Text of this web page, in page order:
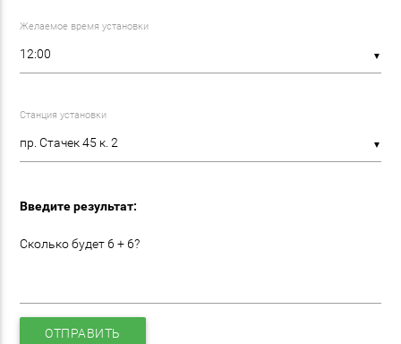
Желаемое время установки
▼
Станция установки
▼
Введите результат:
Сколько будет 6 + 6?
ОТПРАВИТЬ